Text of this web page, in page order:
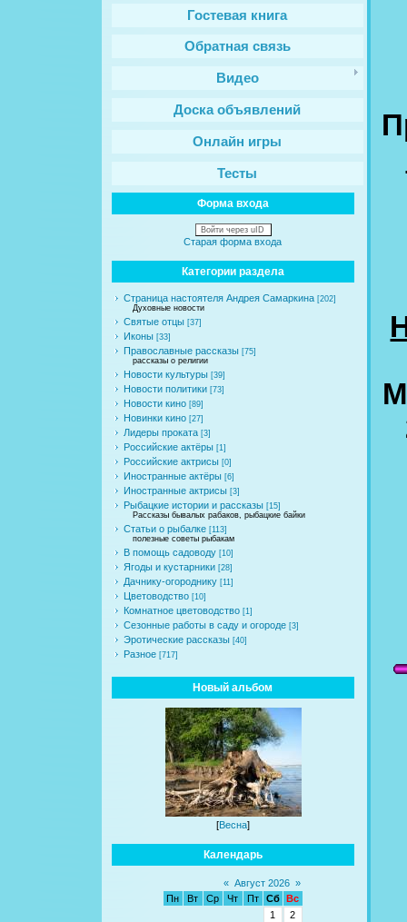
Гостевая книга
Обратная связь
Видео
Доска объявлений
Онлайн игры
Тесты
Форма входа
Войти через uID
Старая форма входа
Категории раздела
Страница настоятеля Андрея Самаркина [202]
Духовные новости
Святые отцы [37]
Иконы [33]
Православные рассказы [75]
рассказы о религии
Новости культуры [39]
Новости политики [73]
Новости кино [89]
Новинки кино [27]
Лидеры проката [3]
Российские актёры [1]
Российские актрисы [0]
Иностранные актёры [6]
Иностранные актрисы [3]
Рыбацкие истории и рассказы [15]
Рассказы бывалых рабаков, рыбацкие байки
Статьи о рыбалке [113]
полезные советы рыбакам
В помощь садоводу [10]
Ягоды и кустарники [28]
Дачнику-огороднику [11]
Цветоводство [10]
Комнатное цветоводство [1]
Сезонные работы в саду и огороде [3]
Эротические рассказы [40]
Разное [717]
Новый альбом
[Весна]
Календарь
« Август 2026 »
Пн
Вт Ср Чт Пт Сб
Вс
1
2